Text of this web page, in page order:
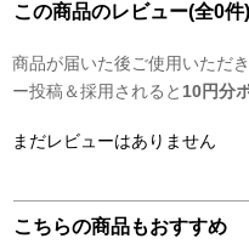
この商品のレビュー(全0件)
商品が届いた後ご使用いただき
ー投稿＆採用されると 10円分
まだレビューはありません
こちらの商品もおすすめ